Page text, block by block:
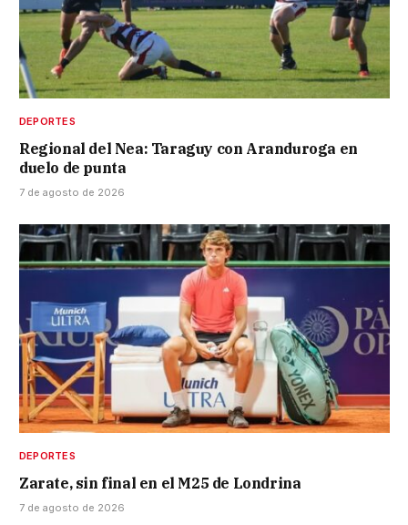
DEPORTES
Regional del Nea: Taraguy con Aranduroga en
duelo de punta
7 de agosto de 2026
DEPORTES
Zarate, sin final en el M25 de Londrina
7 de agosto de 2026